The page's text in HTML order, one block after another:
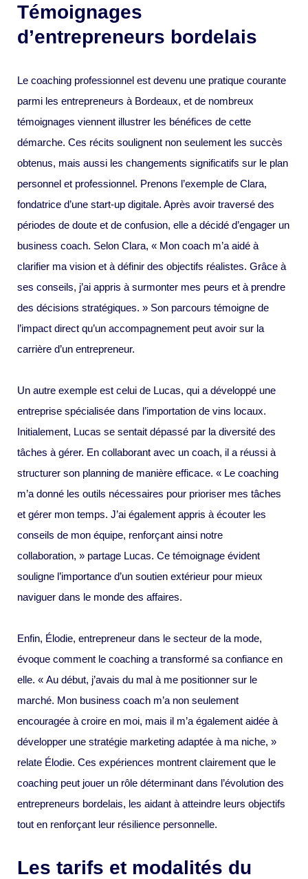
Témoignages
d’entrepreneurs bordelais
Le coaching professionnel est devenu une pratique courante
parmi les entrepreneurs à Bordeaux, et de nombreux
témoignages viennent illustrer les bénéfices de cette
démarche. Ces récits soulignent non seulement les succès
obtenus, mais aussi les changements significatifs sur le plan
personnel et professionnel. Prenons l’exemple de Clara,
fondatrice d’une start-up digitale. Après avoir traversé des
périodes de doute et de confusion, elle a décidé d’engager un
business coach. Selon Clara, « Mon coach m’a aidé à
clarifier ma vision et à définir des objectifs réalistes. Grâce à
ses conseils, j’ai appris à surmonter mes peurs et à prendre
des décisions stratégiques. » Son parcours témoigne de
l’impact direct qu’un accompagnement peut avoir sur la
carrière d’un entrepreneur.
Un autre exemple est celui de Lucas, qui a développé une
entreprise spécialisée dans l’importation de vins locaux.
Initialement, Lucas se sentait dépassé par la diversité des
tâches à gérer. En collaborant avec un coach, il a réussi à
structurer son planning de manière efficace. « Le coaching
m’a donné les outils nécessaires pour prioriser mes tâches
et gérer mon temps. J’ai également appris à écouter les
conseils de mon équipe, renforçant ainsi notre
collaboration, » partage Lucas. Ce témoignage évident
souligne l’importance d’un soutien extérieur pour mieux
naviguer dans le monde des affaires.
Enfin, Élodie, entrepreneur dans le secteur de la mode,
évoque comment le coaching a transformé sa confiance en
elle. « Au début, j’avais du mal à me positionner sur le
marché. Mon business coach m’a non seulement
encouragée à croire en moi, mais il m’a également aidée à
développer une stratégie marketing adaptée à ma niche, »
relate Élodie. Ces expériences montrent clairement que le
coaching peut jouer un rôle déterminant dans l’évolution des
entrepreneurs bordelais, les aidant à atteindre leurs objectifs
tout en renforçant leur résilience personnelle.
Les tarifs et modalités du